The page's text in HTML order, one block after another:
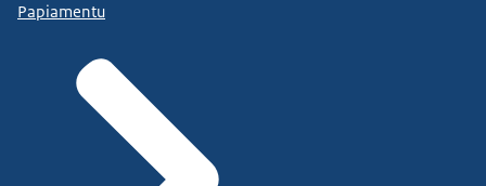
Papiamentu